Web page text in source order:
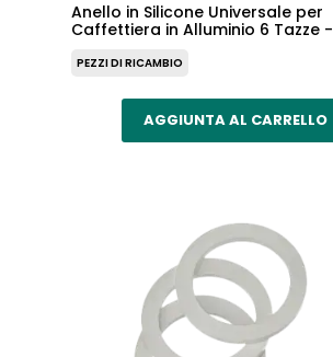
Anello in Silicone Universale per
Caffettiera in Alluminio 6 Tazze
PEZZI DI RICAMBIO
AGGIUNTA AL CARRELLO